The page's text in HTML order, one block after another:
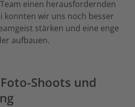
einen herausfordernden
konnten wir uns noch besser
stärken und eine enge
aufbauen.
Shoots und